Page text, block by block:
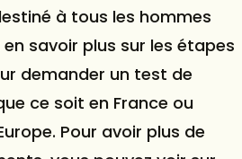
à tous les hommes
savoir plus sur les étapes
demander un test de
ce soit en France ou
Pour avoir plus de